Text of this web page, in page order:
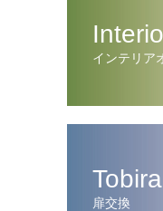
インテリア
Tobira
扉交換